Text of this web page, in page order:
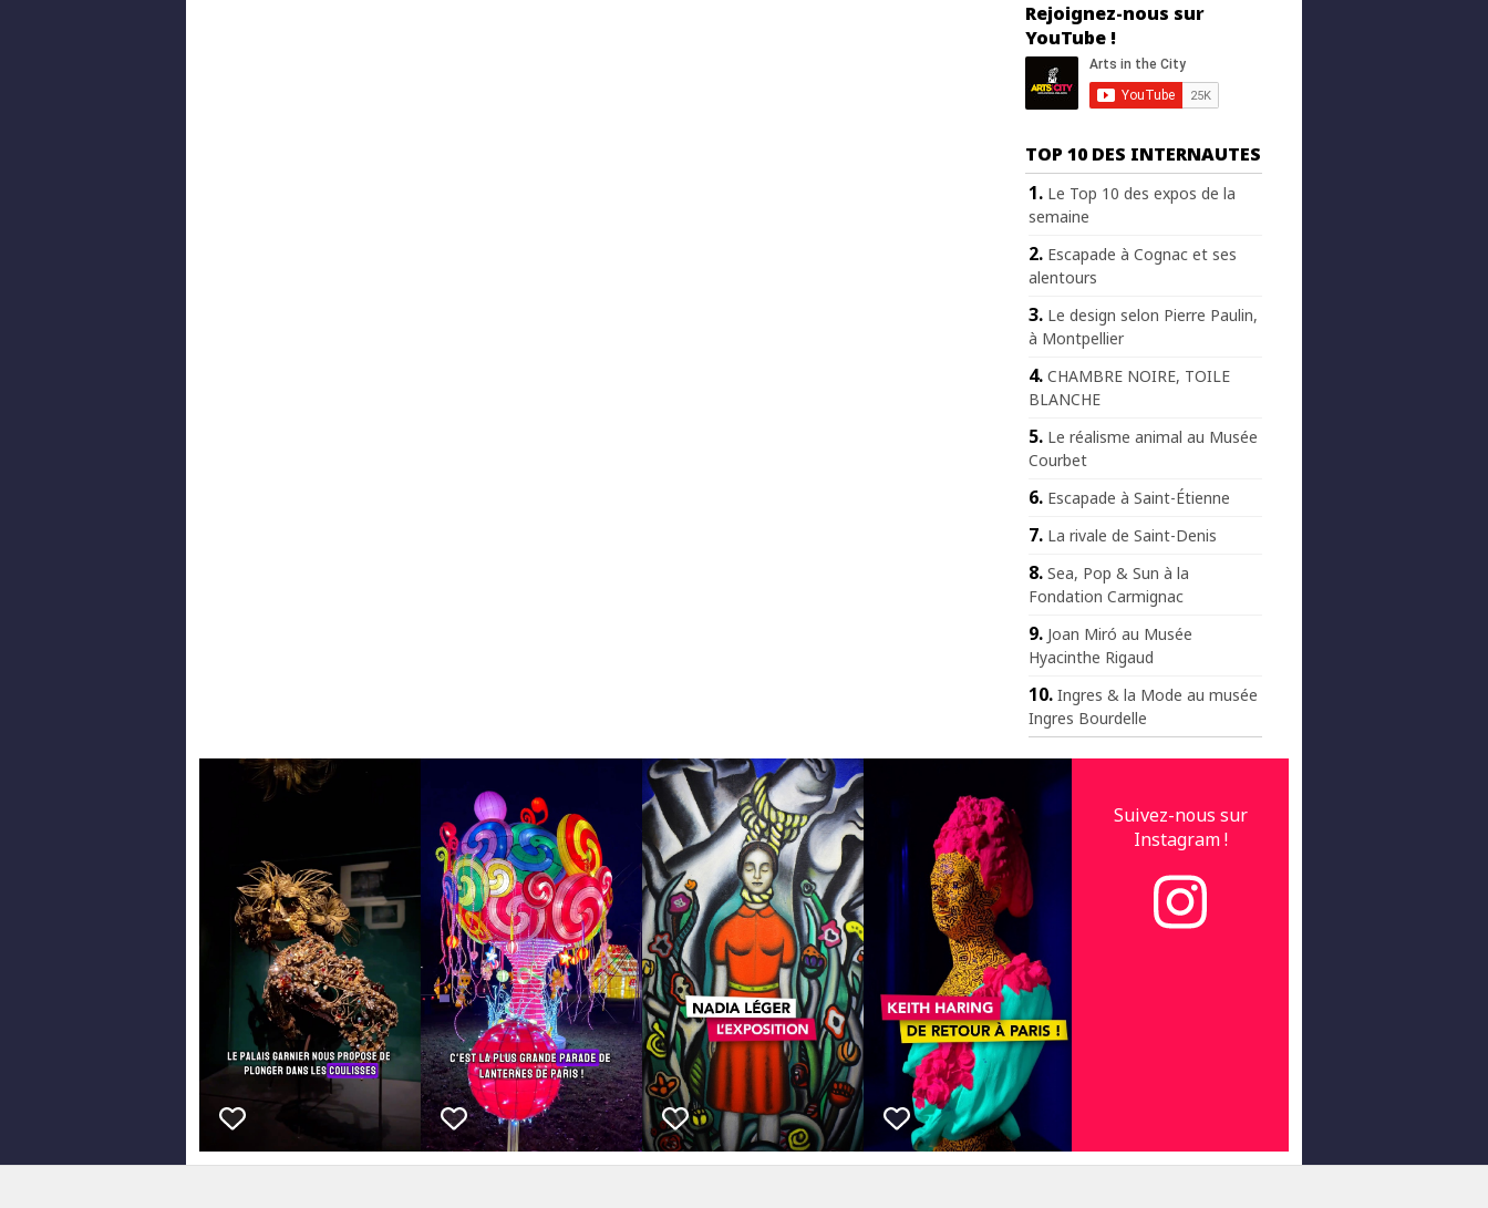
Rejoignez-nous sur
YouTube !
TOP 10 DES INTERNAUTES
Le Top 10 des expos de la
semaine
Escapade à Cognac et ses
alentours
Le design selon Pierre Paulin,
à Montpellier
CHAMBRE NOIRE, TOILE
BLANCHE
Le réalisme animal au Musée
Courbet
Escapade à Saint-Étienne
La rivale de Saint-Denis
Sea, Pop & Sun à la
Fondation Carmignac
Joan Miró au Musée
Hyacinthe Rigaud
Ingres & la Mode au musée
Ingres Bourdelle
Suivez-nous sur
Instagram !